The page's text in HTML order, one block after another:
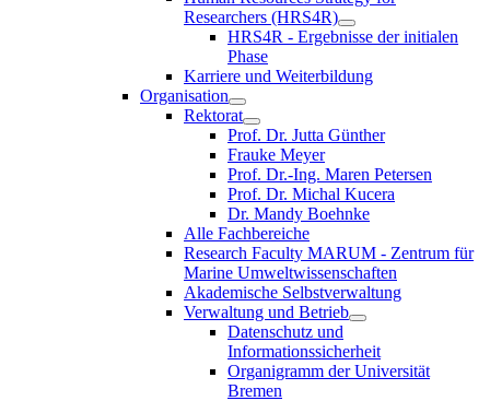
Researchers (HRS4R)
HRS4R - Ergebnisse der initialen
Phase
Karriere und Weiterbildung
Organisation
Rektorat
Prof. Dr. Jutta Günther
Frauke Meyer
Prof. Dr.-Ing. Maren Petersen
Prof. Dr. Michal Kucera
Dr. Mandy Boehnke
Alle Fachbereiche
Research Faculty MARUM - Zentrum für
Marine Umweltwissenschaften
Akademische Selbstverwaltung
Verwaltung und Betrieb
Datenschutz und
Informationssicherheit
Organigramm der Universität
Bremen